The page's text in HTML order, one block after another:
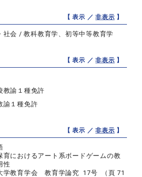
【 表示 ／非表示 】
社会 / 教科教育学、初等中等教育学
【 表示 ／非表示 】
教諭１種免許
諭１種免許
【 表示 ／非表示 】
育におけるアート系ボードゲームの教
性
学教育学会 教育学論究 17号 （頁 71